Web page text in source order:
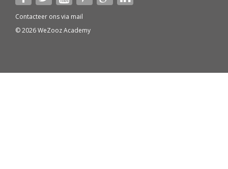
Contacteer ons via mail
© 2026 WeZooz Academy